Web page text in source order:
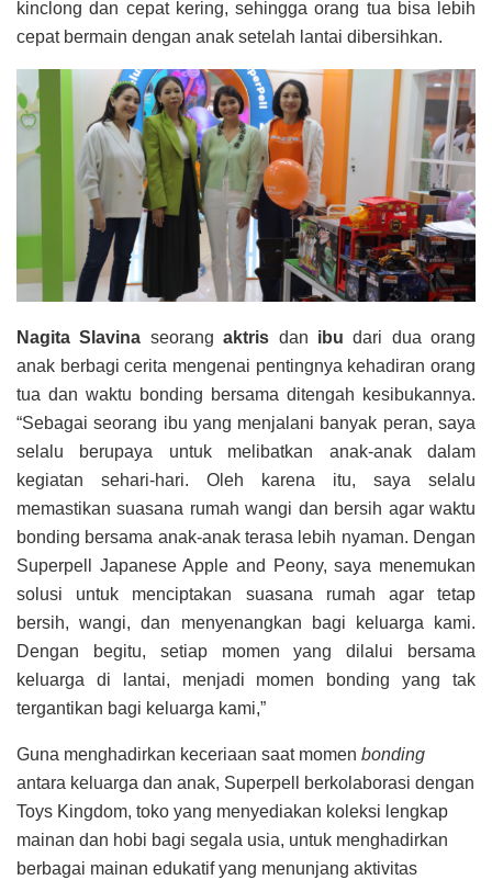
kinclong dan cepat kering, sehingga orang tua bisa lebih
cepat bermain dengan anak setelah lantai dibersihkan.
Nagita Slavina seorangaktris dan ibudari dua orang
anak berbagi cerita mengenai pentingnya kehadiran orang
tua dan waktu bonding bersama ditengah kesibukannya.
“Sebagai seorang ibu yang menjalani banyak peran, saya
selalu berupaya untuk melibatkan anak-anak dalam
kegiatan sehari-hari. Oleh karena itu, saya selalu
memastikan suasana rumah wangi dan bersih agar waktu
bonding bersama anak-anak terasa lebih nyaman. Dengan
Superpell Japanese Apple and Peony, saya menemukan
solusi untuk menciptakan suasana rumah agar tetap
bersih, wangi, dan menyenangkan bagi keluarga kami.
Dengan begitu, setiap momen yang dilalui bersama
keluarga di lantai, menjadi momen bonding yang tak
tergantikan bagi keluarga kami,”
Guna menghadirkan keceriaan saat momen bonding
antara keluarga dan anak, Superpell berkolaborasi dengan
Toys Kingdom, toko yang menyediakan koleksi lengkap
mainan dan hobi bagi segala usia, untuk menghadirkan
berbagai mainan edukatif yang menunjang aktivitas